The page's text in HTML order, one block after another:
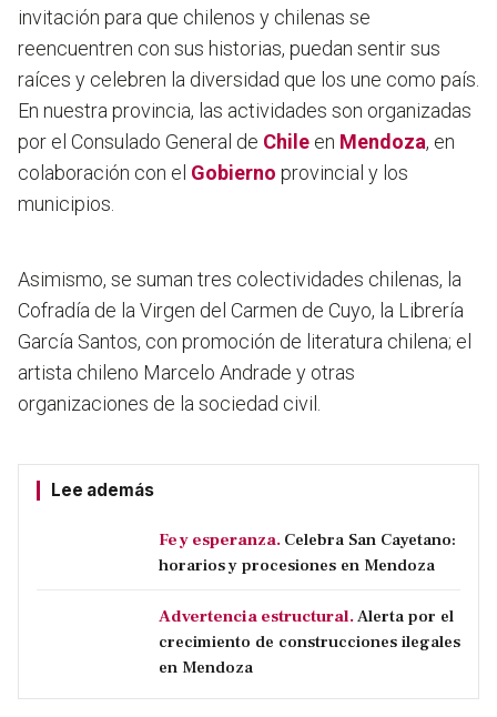
invitación para que chilenos y chilenas se
reencuentren con sus historias, puedan sentir sus
raíces y celebren la diversidad que los une como país.
En nuestra provincia, las actividades son organizadas
por el Consulado General de Chile en Mendoza, en
colaboración con el Gobierno provincial y los
municipios.
Asimismo, se suman tres colectividades chilenas, la
Cofradía de la Virgen del Carmen de Cuyo, la Librería
García Santos, con promoción de literatura chilena; el
artista chileno Marcelo Andrade y otras
organizaciones de la sociedad civil.
Lee además
Fe y esperanza. Celebra San Cayetano:
horarios y procesiones en Mendoza
Advertencia estructural.Alerta por el
crecimiento de construcciones ilegales
en Mendoza